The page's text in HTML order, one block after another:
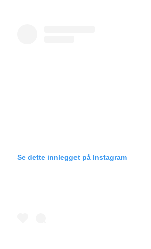
Se dette innlegget på Instagram